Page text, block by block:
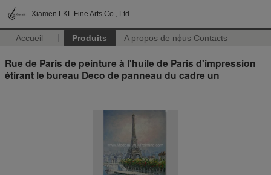
Xiamen LKL Fine Arts Co., Ltd.
Accueil Produits A propos de nous Contacts
Rue de Paris de peinture à l'huile de Paris d'impression
étirant le bureau Deco de panneau du cadre un